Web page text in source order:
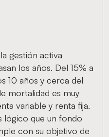
gestión activa
los años. Del 15% a
10 años y cerca del
mortalidad es muy
variable y renta fija.
lógico que un fondo
con su objetivo de